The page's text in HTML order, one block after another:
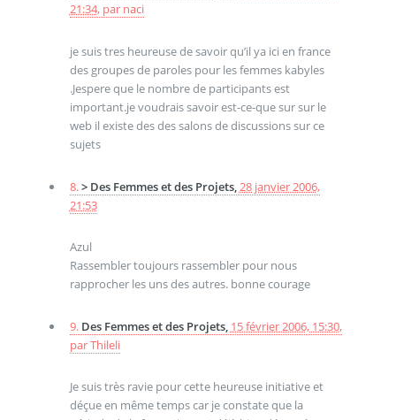
21:34, par naci
je suis tres heureuse de savoir qu’il ya ici en france
des groupes de paroles pour les femmes kabyles
.Jespere que le nombre de participants est
important.je voudrais savoir est-ce-que sur sur le
web il existe des des salons de discussions sur ce
sujets
8.> Des Femmes et des Projets, 28 janvier 2006,
21:53
Azul
Rassembler toujours rassembler pour nous
rapprocher les uns des autres. bonne courage
9. Des Femmes et des Projets, 15 février 2006, 15:30,
parThileli
Je suis très ravie pour cette heureuse initiative et
déçue en même temps car je constate que la